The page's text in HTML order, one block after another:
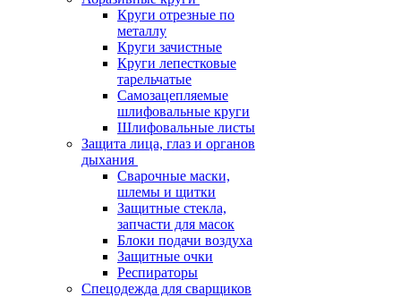
Круги отрезные по
металлу
Круги зачистные
Круги лепестковые
тарельчатые
Самозацепляемые
шлифовальные круги
Шлифовальные листы
Защита лица, глаз и органов
дыхания
Сварочные маски,
шлемы и щитки
Защитные стекла,
запчасти для масок
Блоки подачи воздуха
Защитные очки
Респираторы
Спецодежда для сварщиков